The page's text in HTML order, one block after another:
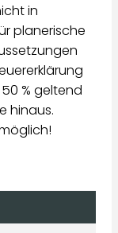
in
planerische
% geltend
hinaus.